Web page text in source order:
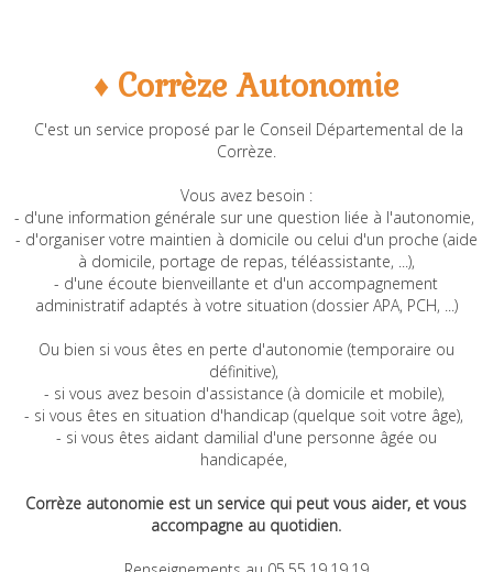
♦ Corrèze Autonomie
C'est un service proposé par le Conseil Départemental de la
Corrèze.
Vous avez besoin :
- d'une information générale sur une question liée à l'autonomie,
- d'organiser votre maintien à domicile ou celui d'un proche (aide
à domicile, portage de repas, téléassistante, ...),
- d'une écoute bienveillante et d'un accompagnement
administratif adaptés à votre situation (dossier APA, PCH, ...)
Ou bien si vous êtes en perte d'autonomie (temporaire ou
définitive),
- si vous avez besoin d'assistance (à domicile et mobile),
- si vous êtes en situation d'handicap (quelque soit votre âge),
- si vous êtes aidant damilial d'une personne âgée ou
handicapée,
Corrèze autonomie est un service qui peut vous aider, et vous
accompagne au quotidien.